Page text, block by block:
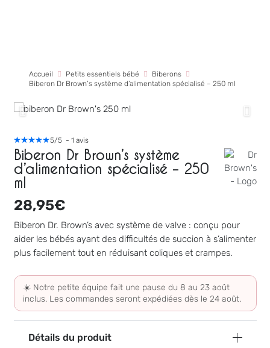
Accueil Petits essentiels bébé
Biberons
Biberon Dr Brown’s système d’alimentation spécialisé – 250 ml
5/5 - 1 avis
Biberon Dr Brown’s système
d’alimentation spécialisé – 250
ml
28,95€
Biberon Dr. Brown’s avec système de valve : conçu pour
aider les bébés ayant des difficultés de succion à s’alimenter
plus facilement tout en réduisant coliques et crampes.
☀️ Notre petite équipe fait une pause du 8 au 23 août
inclus. Les commandes seront expédiées dès le 24 août.
Détails du produit
19,95